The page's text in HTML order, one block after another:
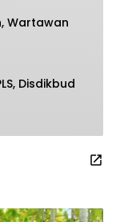
Wartawan